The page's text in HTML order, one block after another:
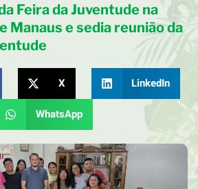
Feira da Juventude na
Manaus e sedia reunião da
X LinkedIn
WhatsApp